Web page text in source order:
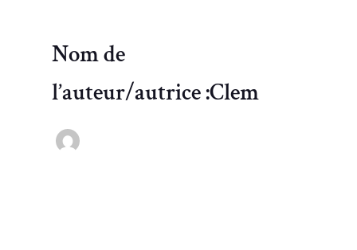
Nom de
l’auteur/autrice :Clem